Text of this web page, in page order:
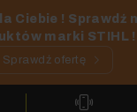
Ciebie ! Sprawdź
marki STIHL !
Sprawdź ofertę